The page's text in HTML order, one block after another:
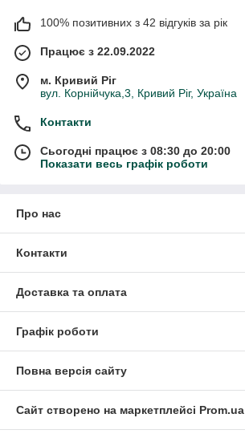
100% позитивних з 42 відгуків за рік
Працює з 22.09.2022
м. Кривий Ріг
вул. Корнійчука,3, Кривий Ріг, Україна
Контакти
Сьогодні працює з 08:30 до 20:00
Показати весь графік роботи
Про нас
Контакти
Доставка та оплата
Графік роботи
Повна версія сайту
Сайт створено на маркетплейсі Prom.ua